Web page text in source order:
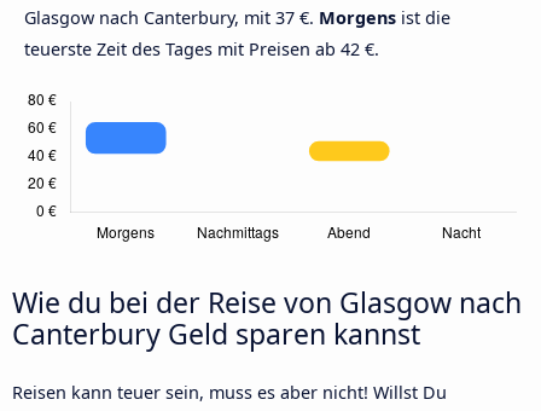
Glasgow nach Canterbury, mit 37 €. Morgens ist die
teuerste Zeit des Tages mit Preisen ab 42 €.
Wie du bei der Reise von Glasgow nach
Canterbury Geld sparen kannst
Reisen kann teuer sein, muss es aber nicht! Willst Du